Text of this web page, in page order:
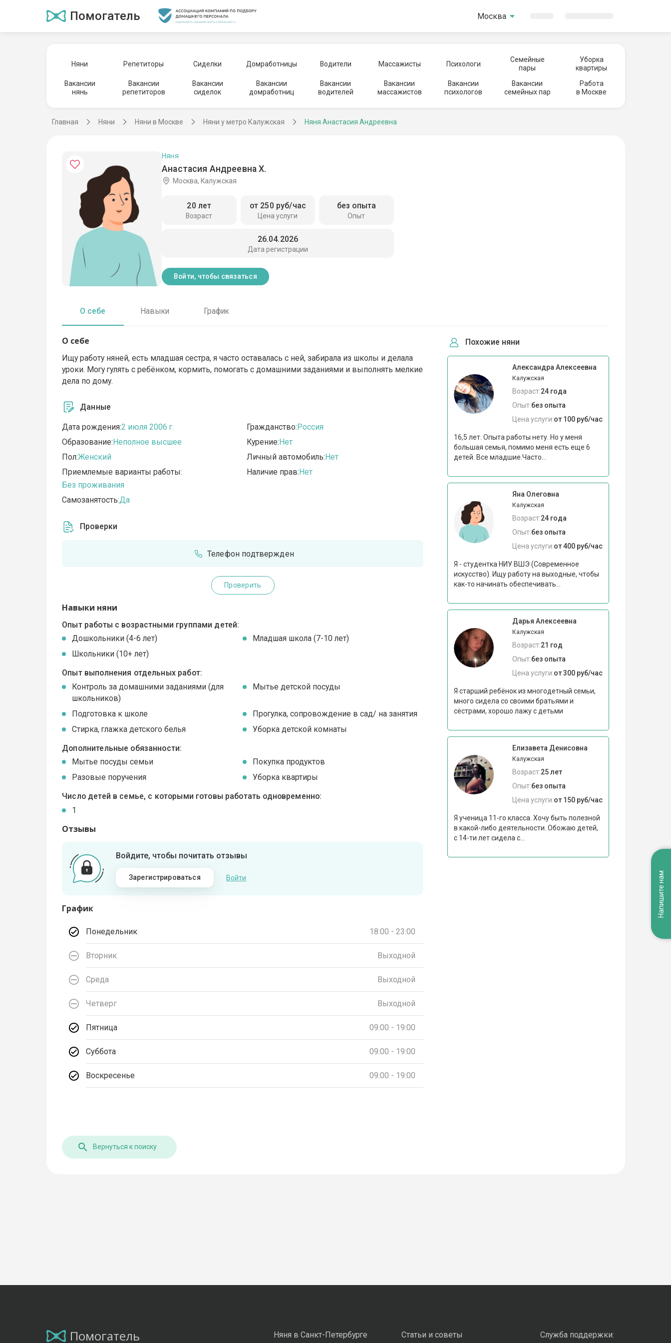
Помогатель Москва
Няни Репетиторы Сиделки Домработницы Водители Массажисты Психологи
Семейные
пары
Уборка
квартиры
Вакансии
нянь
Вакансии
репетиторов
Вакансии
сиделок
Вакансии
домработниц
Вакансии
водителей
Вакансии
массажистов
Вакансии
психологов
Вакансии
семейных пар
Работа
в Москве
Главная Няни Няни в Москве Няни у метро Калужская Няня Анастасия Андреевна
Анастасия Андреевна Х.
Няня
Москва, Калужская
Возраст
20 лет
Цена услуги
от 250 руб/час
Опыт
без опыта
Дата регистрации
26.04.2026
Войти, чтобы связаться
О себе Навыки График
О себе
Ищу работу няней, есть младшая сестра, я часто оставалась с ней, забирала из школы и делала
уроки. Могу гулять с ребёнком, кормить, помогать с домашними заданиями и выполнять мелкие
дела по дому.
Данные
Дата рождения:2 июля 2006 г.
Образование:Неполное высшее
Пол:Женский
Приемлемые варианты работы:
Без проживания
Самозанятость:Да
Гражданство:Россия
Курение:Нет
Личный автомобиль:Нет
Наличие прав:Нет
Проверки
Телефон подтвержден
Проверить
Навыки няни
Опыт работы с возрастными группами детей:
Дошкольники (4-6 лет)
Младшая школа (7-10 лет)
Школьники (10+ лет)
Опыт выполнения отдельных работ:
Контроль за домашними заданиями (для
школьников)
Мытье детской посуды
Подготовка к школе
Прогулка, сопровождение в сад/ на занятия
Стирка, глажка детского белья
Уборка детской комнаты
Дополнительные обязанности:
Мытье посуды семьи
Покупка продуктов
Разовые поручения
Уборка квартиры
Число детей в семье, с которыми готовы работать одновременно:
1
Отзывы
Войдите, чтобы почитать отзывы
Зарегистрироваться Войти
График
Понедельник 18:00 - 23:00
Вторник Выходной
Среда Выходной
Четверг Выходной
Пятница 09:00 - 19:00
Суббота 09:00 - 19:00
Воскресенье 09:00 - 19:00
Похожие няни
Александра Алексеевна
Калужская
Возраст:24 года
Опыт:без опыта
Цена услуги:от 100 руб/час
16,5 лет. Опыта работы нету. Но у меня
большая семья, помимо меня есть еще 6
детей. Все младшие.Часто...
Яна Олеговна
Калужская
Возраст:24 года
Опыт:без опыта
Цена услуги:от 400 руб/час
Я - студентка НИУ ВШЭ (Современное
искусство). Ищу работу на выходные, чтобы
как-то начинать обеспечивать...
Дарья Алексеевна
Калужская
Возраст:21 год
Опыт:без опыта
Цена услуги:от 300 руб/час
Я старший ребёнок из многодетный семьи,
много сидела со своими братьями и
сёстрами, хорошо лажу с детьми
Елизавета Денисовна
Калужская
Возраст:25 лет
Опыт:без опыта
Цена услуги:от 150 руб/час
Я ученица 11-го класса. Хочу быть полезной
в какой-либо деятельности. Обожаю детей,
с 14-ти лет сидела с...
Вернуться к поиску
Помогатель Няня в Санкт-Петербурге Статьи и советы Служба поддержки:
Напишите нам